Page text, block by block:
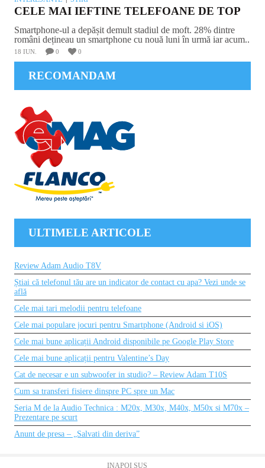
CELE MAI IEFTINE TELEFOANE DE TOP
Smartphone-ul a depășit demult stadiul de moft. 28% dintre
români dețineau un smartphone cu nouă luni în urmă iar acum..
18 IUN. 0 0
RECOMANDAM
ULTIMELE ARTICOLE
Review Adam Audio T8V
Știai că telefonul tău are un indicator de contact cu apa? Vezi unde se
află
Cele mai tari melodii pentru telefoane
Cele mai populare jocuri pentru Smartphone (Android si iOS)
Cele mai bune aplicații Android disponibile pe Google Play Store
Cele mai bune aplicații pentru Valentine’s Day
Cat de necesar e un subwoofer in studio? – Review Adam T10S
Cum sa transferi fisiere dinspre PC spre un Mac
Seria M de la Audio Technica : M20x, M30x, M40x, M50x si M70x –
Prezentare pe scurt
Anunt de presa – „Salvati din deriva”
INAPOI SUS